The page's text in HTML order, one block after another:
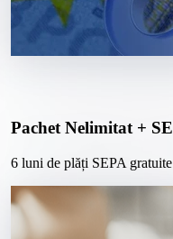
Pachet Nelimitat +
6 luni de plăți SEPA gratuite